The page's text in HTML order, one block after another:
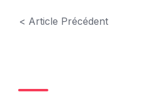
< Article Précédent